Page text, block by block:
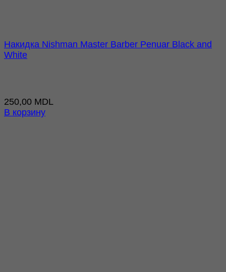
Накидка Nishman Master Barber Penuar Black and
White
250,00 MDL
В корзину